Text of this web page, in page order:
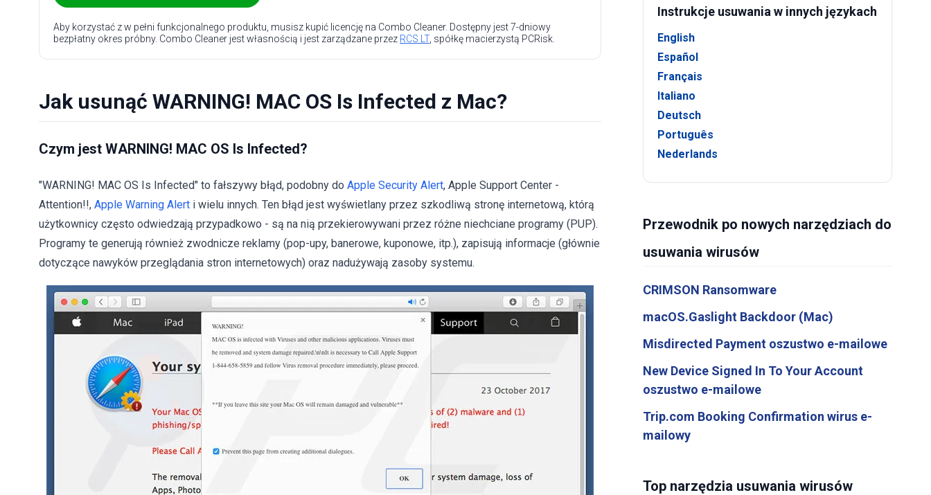
Aby korzystać z w pełni funkcjonalnego produktu, musisz kupić licencję na Combo Cleaner. Dostępny jest 7-dniowy
bezpłatny okres próbny. Combo Cleaner jest własnością i jest zarządzane przez RCS LT, spółkę macierzystą PCRisk.
Jak usunąć WARNING! MAC OS Is Infected z Mac?
Czym jest WARNING! MAC OS Is Infected?
"WARNING! MAC OS Is Infected" to fałszywy błąd, podobny do Apple Security Alert, Apple Support Center -
Attention!!, Apple Warning Alert i wielu innych. Ten błąd jest wyświetlany przez szkodliwą stronę internetową, którą
użytkownicy często odwiedzają przypadkowo - są na nią przekierowywani przez różne niechciane programy (PUP).
Programy te generują również zwodnicze reklamy (pop-upy, banerowe, kuponowe, itp.), zapisują informacje (głównie
dotyczące nawyków przeglądania stron internetowych) oraz nadużywają zasoby systemu.
Instrukcje usuwania w innych językach
English
Español
Français
Italiano
Deutsch
Português
Nederlands
Przewodnik po nowych narzędziach do
usuwania wirusów
CRIMSON Ransomware
macOS.Gaslight Backdoor (Mac)
Misdirected Payment oszustwo e-mailowe
New Device Signed In To Your Account
oszustwo e-mailowe
Trip.com Booking Confirmation wirus e-
mailowy
Top narzędzia usuwania wirusów